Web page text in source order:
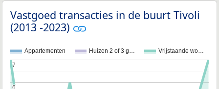
Vastgoed transacties in de buurt Tivoli
(2013 -2023)
Appartementen Huizen 2 of 3 g… Vrijstaande wo…
7
7